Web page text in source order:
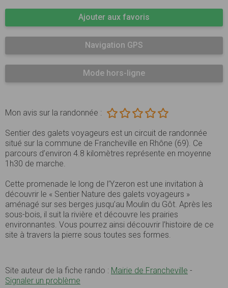
Ajouter aux favoris
Navigation GPS
Mode hors-ligne
Mon avis sur la randonnée :
Sentier des galets voyageurs est un circuit de randonnée
situé sur la commune de Francheville en Rhône (69). Ce
parcours d’environ 4.8 kilomètres représente en moyenne
1h30 de marche.
Cette promenade le long de l’Yzeron est une invitation à
découvrir le « Sentier Nature des galets voyageurs »
aménagé sur ses berges jusqu’au Moulin du Gôt. Après les
sous-bois, il suit la rivière et découvre les prairies
environnantes. Vous pourrez ainsi découvrir l’histoire de ce
site à travers la pierre sous toutes ses formes.
Site auteur de la fiche rando : Mairie de Francheville -
Signaler un problème